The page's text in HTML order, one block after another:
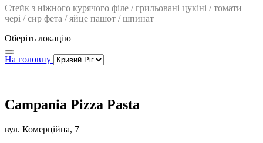
Стейк з ніжного курячого філе / грильовані цукіні / томати
чері / сир фета / яйце пашот / шпинат
Оберіть локацію
На головну
Campania Pizza Pasta
вул. Комерційна, 7